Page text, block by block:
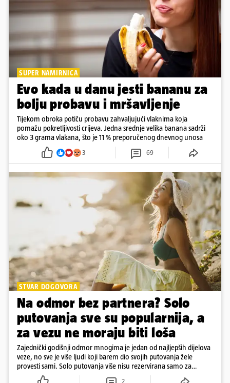
SUPER NAMIRNICA
Evo kada u danu jesti bananu za
bolju probavu i mršavljenje
Tijekom obroka potiču probavu zahvaljujući vlaknima koja
pomažu pokretljivosti crijeva. Jedna srednje velika banana sadrži
oko 3 grama vlakana, što je 11 % preporučenog dnevnog unosa
3 69
STVAR DOGOVORA
Na odmor bez partnera? Solo
putovanja sve su popularnija, a
za vezu ne moraju biti loša
Zajednički godišnji odmor mnogima je jedan od najljepših dijelova
veze, no sve je više ljudi koji barem dio svojih putovanja žele
provesti sami. Solo putovanja više nisu rezervirana samo za
samce, a činjenica da netko ima partnera ne znači nužno da svako
2